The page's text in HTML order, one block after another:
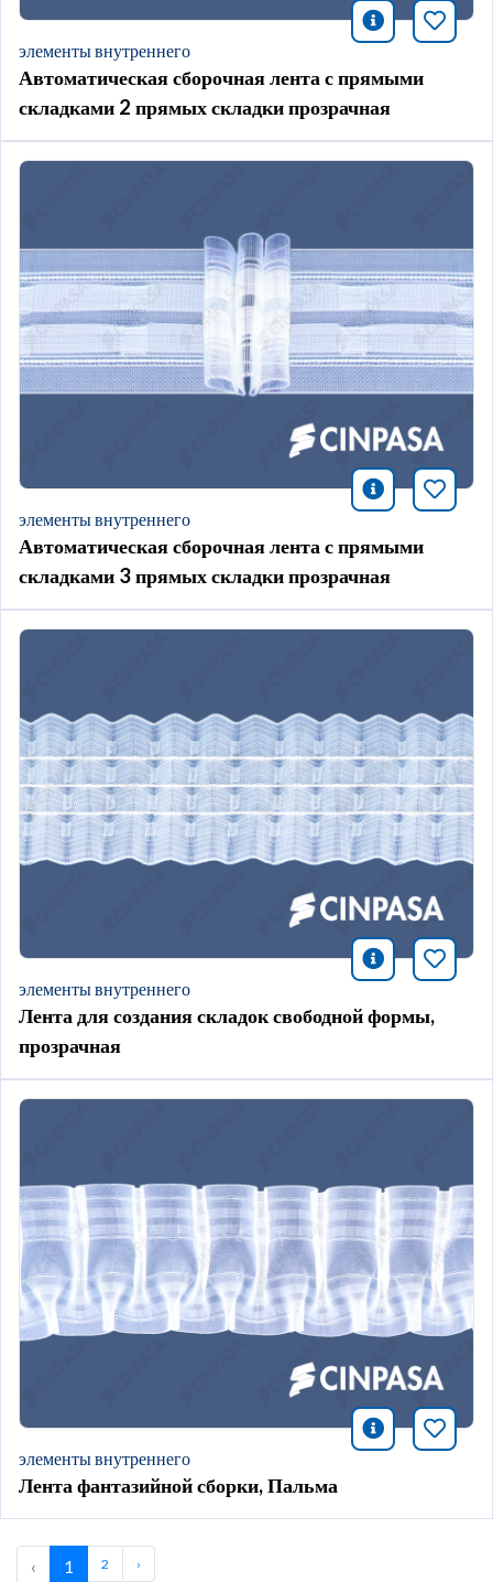
icono
элементы внутреннего
Автоматическая сборочная лента с прямыми
складками 2 прямых складки прозрачная
icono
элементы внутреннего
Автоматическая сборочная лента с прямыми
складками 3 прямых складки прозрачная
icono
элементы внутреннего
Лента для создания складок свободной формы,
прозрачная
icono
элементы внутреннего
Лента фантазийной сборки, Пальма
‹ 1 2 ›